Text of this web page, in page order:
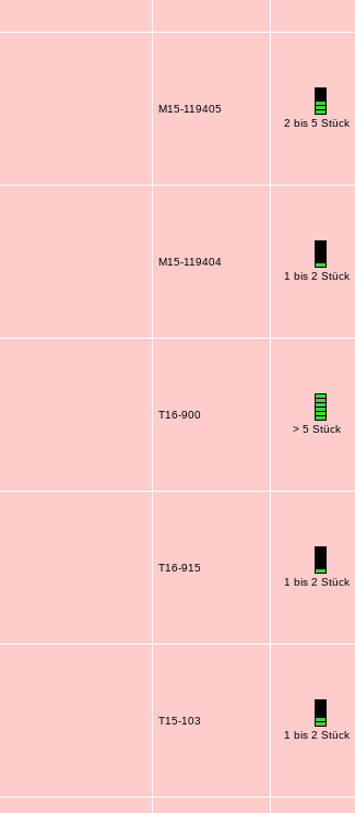
M15-119405
2 bis 5 Stück
M15-119404
1 bis 2 Stück
T16-900
> 5 Stück
T16-915
1 bis 2 Stück
T15-103
1 bis 2 Stück